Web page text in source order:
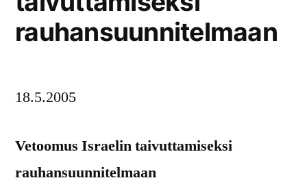
rauhansuunnitelmaan
18.5.2005
Vetoomus Israelin taivuttamiseksi
rauhansuunnitelmaan